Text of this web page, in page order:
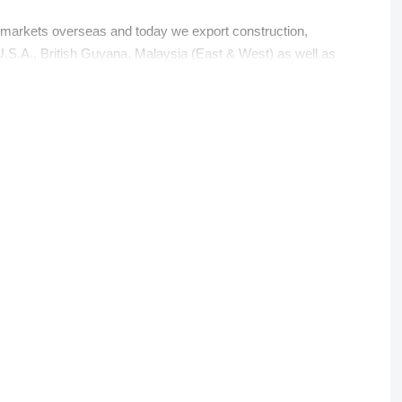
overseas and today we export construction,
British Guyana, Malaysia (East & West) as well as
Compactors, Diggers, Excavators to Off Highway
have a solid professional reputation with our bankers and